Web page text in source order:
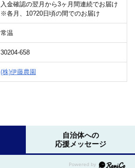
入金確認の翌月から3ヶ月間連続でお届け
※各月、10?20日頃の間でのお届け
常温
30204-658
(株)伊藤農園
自治体への
応援メッセージ